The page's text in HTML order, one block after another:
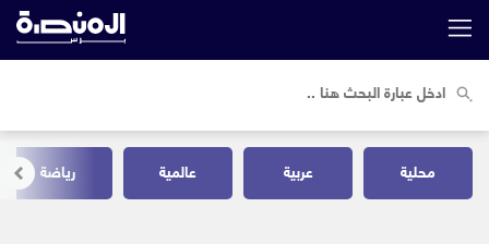
محلية عربية عالمية رياضة